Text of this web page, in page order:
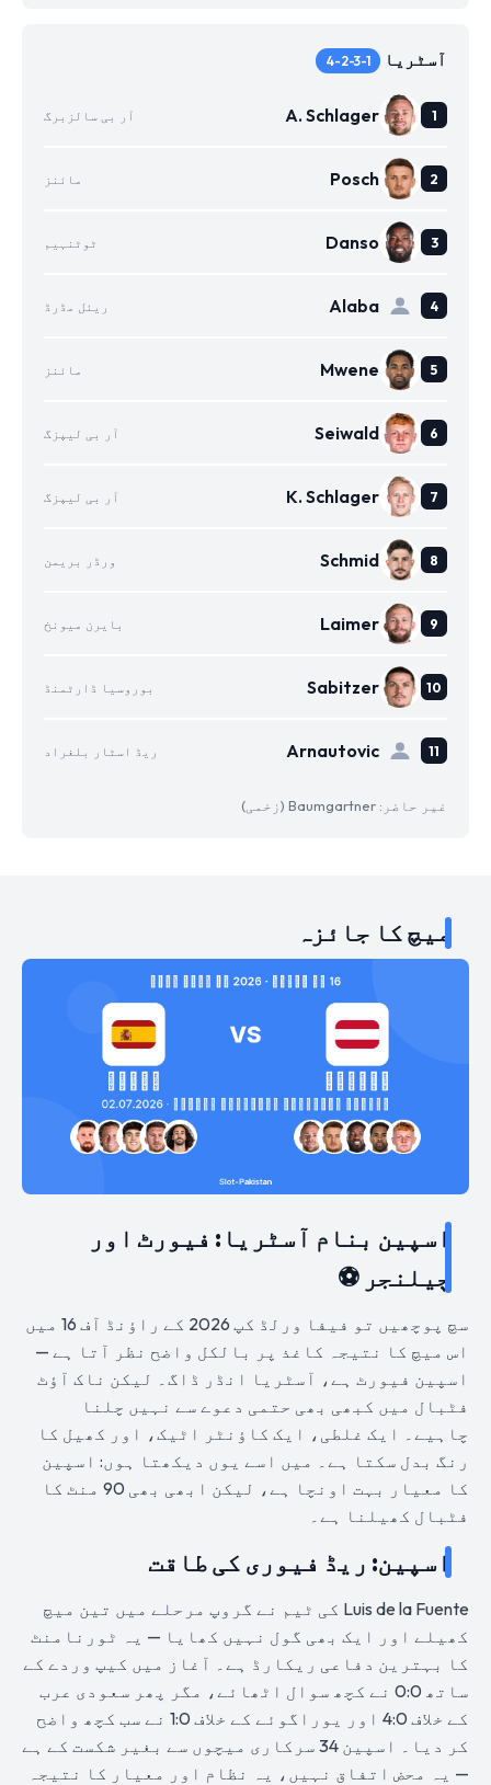
آسٹریا 4-2-3-1
A. Schlager آر بی سالزبرگ
Posch مائنز
Danso ٹوٹنہیم
Alaba ریئل مڈرڈ
Mwene مائنز
Seiwald آر بی لیپزگ
K. Schlager آر بی لیپزگ
Schmid ورڈر بریمن
Laimer بایرن میونخ
Sabitzer بوروسیا ڈارٹمنڈ
Arnautovic ریڈ اسٹار بلغراد
غیر حاضر: Baumgartner (زخمی)
میچ کا جائزہ
اسپین بنام آسٹریا: فیورٹ اور
چیلنجر ⚽
سچ پوچھیں تو فیفا ورلڈ کپ 2026 کے راؤنڈ آف 16 میں
اس میچ کا نتیجہ کاغذ پر بالکل واضح نظر آتا ہے —
اسپین فیورٹ ہے، آسٹریا انڈر ڈاگ۔ لیکن ناک آؤٹ
فٹبال میں کبھی بھی حتمی دعوے سے نہیں چلنا
چاہیے۔ ایک غلطی، ایک کاؤنٹر اٹیک، اور کھیل کا
رنگ بدل سکتا ہے۔ میں اسے یوں دیکھتا ہوں: اسپین
کا معیار بہت اونچا ہے، لیکن ابھی بھی 90 منٹ کا
فٹبال کھیلنا ہے۔
اسپین: ریڈ فیوری کی طاقت
Luis de la Fuente کی ٹیم نے گروپ مرحلے میں تین میچ
کھیلے اور ایک بھی گول نہیں کھایا — یہ ٹورنامنٹ
کا بہترین دفاعی ریکارڈ ہے۔ آغاز میں کیپ وردے کے
ساتھ 0:0 نے کچھ سوال اٹھائے، مگر پھر سعودی عرب
کے خلاف 4:0 اور یوراگوئے کے خلاف 1:0 نے سب کچھ واضح
کر دیا۔ اسپین 34 سرکاری میچوں سے بغیر شکست کے ہے
— یہ محض اتفاق نہیں، یہ نظام اور معیار کا نتیجہ